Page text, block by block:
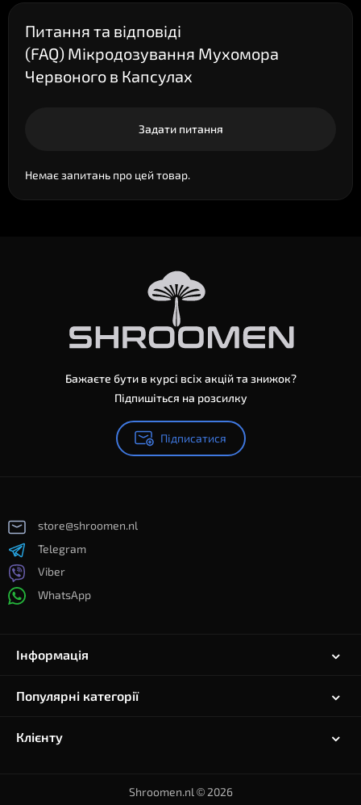
Питання та відповіді
(FAQ) Мікродозування Мухомора
Червоного в Капсулах
Задати питання
Немає запитань про цей товар.
Бажаєте бути в курсі всіх акцій та знижок?
Підпишіться на розсилку
Підписатися
store@shroomen.nl
Telegram
Viber
WhatsApp
Інформація
Популярні категорії
Клієнту
Shroomen.nl © 2026